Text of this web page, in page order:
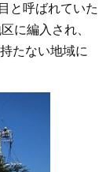
と呼ばれていた
に編入され、
たない地域に